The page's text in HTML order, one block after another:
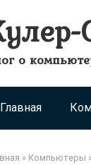
о
Главная
» Компьютеры